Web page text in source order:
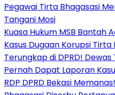
Pegawai Tirta Bhagasasi
Tangani Mosi
Kuasa Hukum MSB Bantah
Kasus Dugaan Korupsi Tirta
Terungkap di DPRD!
Pernah Dapat Laporan
RDP DPRD Bekasi